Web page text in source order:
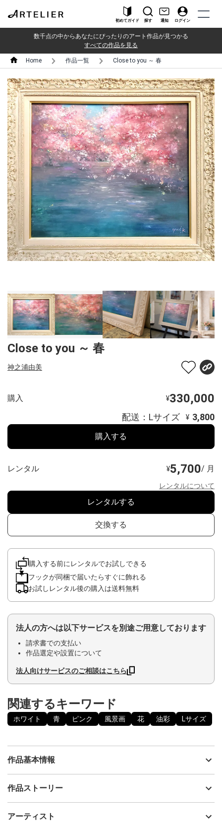
初めてガイド 探す 通知 ログイン
数千点の中からあなたにぴったりのアート作品が見つかる
すべての作品を見る
Home 作品一覧 Close to you ～ 春
Close to you ～ 春
神之浦由美
購入 ¥330,000
配送：Lサイズ ¥ 3,800
購入する
レンタル ¥5,700/ 月
レンタルについて
レンタルする
交換する
購入する前にレンタルでお試しできる
フックが同梱で届いたらすぐに飾れる
お試しレンタル後の購入は送料無料
法人の方へは以下サービスを別途ご用意しております
請求書での支払い
作品選定や設置について
法人向けサービスのご相談はこちら
関連するキーワード
ホワイト 青 ピンク 風景画 花 油彩 Lサイズ
作品基本情報
出品者
制作年
作品ストーリー
を用いて描いた作品です。青森県、弘前公園の桜並木の風景から
アーティスト